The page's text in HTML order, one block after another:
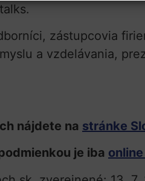
zástupcovia
a vzdelávania,
nájdete na stránke
je iba